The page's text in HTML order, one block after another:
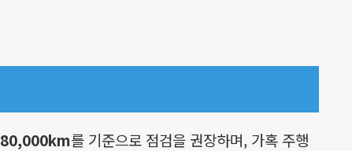
80,000km를 기준으로 점검을 권장하며, 가혹 주행